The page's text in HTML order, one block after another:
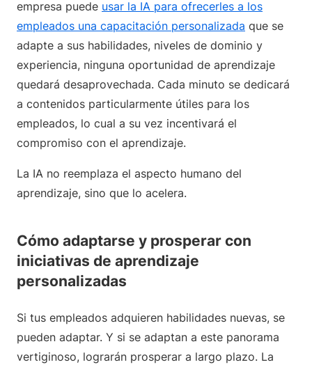
empresa puede usar la IA para ofrecerles a los
empleados una capacitación personalizada que se
adapte a sus habilidades, niveles de dominio y
experiencia, ninguna oportunidad de aprendizaje
quedará desaprovechada. Cada minuto se dedicará
a contenidos particularmente útiles para los
empleados, lo cual a su vez incentivará el
compromiso con el aprendizaje.
La IA no reemplaza el aspecto humano del
aprendizaje, sino que lo acelera.
Cómo adaptarse y prosperar con
iniciativas de aprendizaje
personalizadas
Si tus empleados adquieren habilidades nuevas, se
pueden adaptar. Y si se adaptan a este panorama
vertiginoso, lograrán prosperar a largo plazo. La